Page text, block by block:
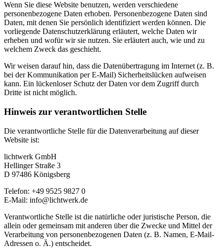
Wenn Sie diese Website benutzen, werden verschiedene
personenbezogene Daten erhoben. Personenbezogene Daten sind
Daten, mit denen Sie persönlich identifiziert werden können. Die
vorliegende Datenschutzerklärung erläutert, welche Daten wir
erheben und wofür wir sie nutzen. Sie erläutert auch, wie und zu
welchem Zweck das geschieht.
Wir weisen darauf hin, dass die Datenübertragung im Internet (z. B.
bei der Kommunikation per E-Mail) Sicherheitslücken aufweisen
kann. Ein lückenloser Schutz der Daten vor dem Zugriff durch
Dritte ist nicht möglich.
Hinweis zur verantwortlichen Stelle
Die verantwortliche Stelle für die Datenverarbeitung auf dieser
Website ist:
lichtwerk GmbH
Hellinger Straße 3
D 97486 Königsberg
Telefon: +49 9525 9827 0
E-Mail: info@lichtwerk.de
Verantwortliche Stelle ist die natürliche oder juristische Person, die
allein oder gemeinsam mit anderen über die Zwecke und Mittel der
Verarbeitung von personenbezogenen Daten (z. B. Namen, E-Mail-
Adressen o. Ä.) entscheidet.